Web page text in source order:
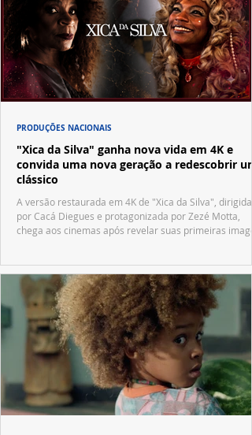
"Xica da Silva" ganha nova vida em 4K e
convida uma nova geração a redescobrir um
clássico
A versão restaurada em 4K de "Xica da Silva", dirigida
por Cacá Diegues e protagonizada por Zezé Motta,
chega aos cinemas após revelar suas primeiras
PRODUÇÕES NACIONAIS